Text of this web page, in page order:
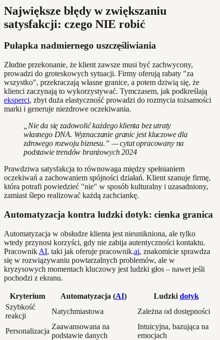
Największe błędy w zwiększaniu
satysfakcji: czego NIE robić
Pułapka nadmiernego uszczęśliwiania
Złudne przekonanie, że klient zawsze musi być zachwycony,
prowadzi do groteskowych sytuacji. Firmy oferują rabaty "za
wszystko", przekraczają własne granice, a potem dziwią się, że
klienci zaczynają to wykorzystywać. Tymczasem, jak podkreślają
eksperci, zbyt duża elastyczność prowadzi do rozmycia tożsamości
marki i generuje niezdrowe oczekiwania.
„Nie da się zadowolić każdego klienta bez utraty
własnego DNA. Wyznaczanie granic jest kluczowe dla
zdrowego rozwoju biznesu.” — cytat opracowany na
podstawie trendów branżowych 2024
Prawdziwa satysfakcja to równowaga między spełnianiem
oczekiwań a zachowaniem spójności działań. Klient szanuje firmę,
która potrafi powiedzieć "nie" w sposób kulturalny i uzasadniony,
zamiast ślepo realizować każdą zachciankę.
Automatyzacja kontra ludzki dotyk: cienka granica
Automatyzacja w obsłudze klienta jest nieunikniona, ale tylko
wtedy przynosi korzyści, gdy nie zabija autentyczności kontaktu.
Pracownik AI, taki jak oferuje pracownik.ai, znakomicie sprawdza
się w rozwiązywaniu powtarzalnych problemów, ale w
kryzysowych momentach kluczowy jest ludzki głos – nawet jeśli
pochodzi z ekranu.
Kryterium Automatyzacja (AI) Ludzki dotyk
Szybkość
reakcji
Natychmiastowa Zależna od dostępności
Personalizacja
Zaawansowana na
podstawie danych
Intuicyjna, bazująca na
emocjach